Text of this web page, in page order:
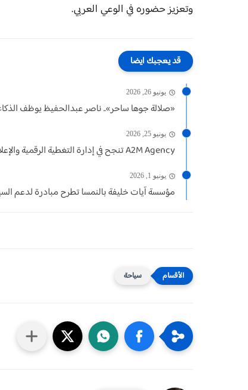
وتعزيز حضوره في الوعي العربي.
قد يعجبك ايضا
يونيو 26, 2026
«صلالة جوها ساحر».. ناصر عبدالحفيظ يوظف
يونيو 25, 2026
A2M Agency تنجح في إدارة التغطية الرقمية والإعلامية للدورة الثامنة...
يونيو 1, 2026
مؤسسة آيات خليفة بالنمسا تطرح مبادرة لدعم
سياحة